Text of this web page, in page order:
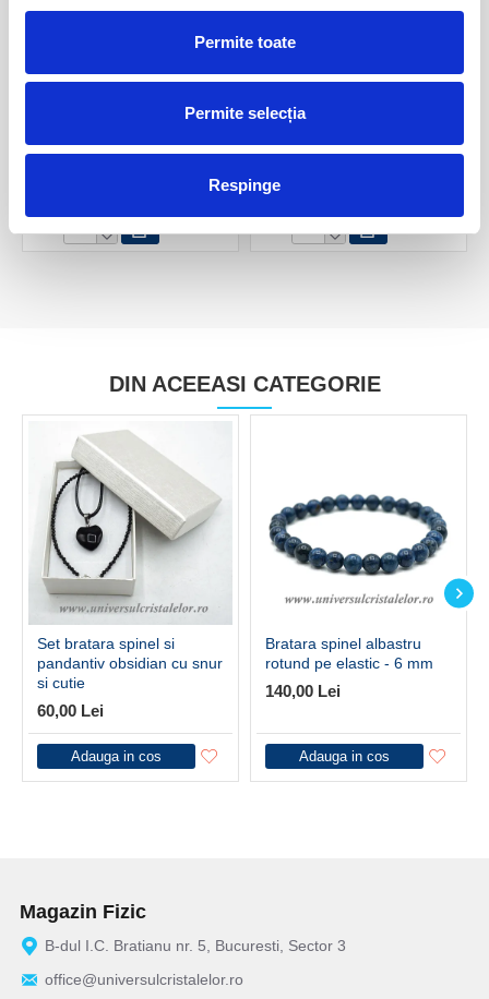
Permite toate
Permite selecția
Respinge
DIN ACEEASI CATEGORIE
Set bratara spinel si
pandantiv obsidian cu snur
si cutie
60,00 Lei
Adauga in cos
Bratara spinel albastru
rotund pe elastic - 6 mm
140,00 Lei
Adauga in cos
Magazin Fizic
B-dul I.C. Bratianu nr. 5, Bucuresti, Sector 3
office@universulcristalelor.ro